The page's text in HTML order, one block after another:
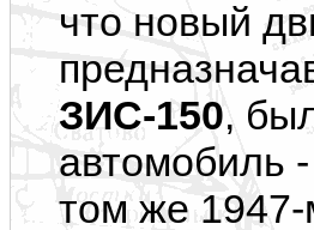
что новый
ЗИС-150,
автомобиль
том же 1947-